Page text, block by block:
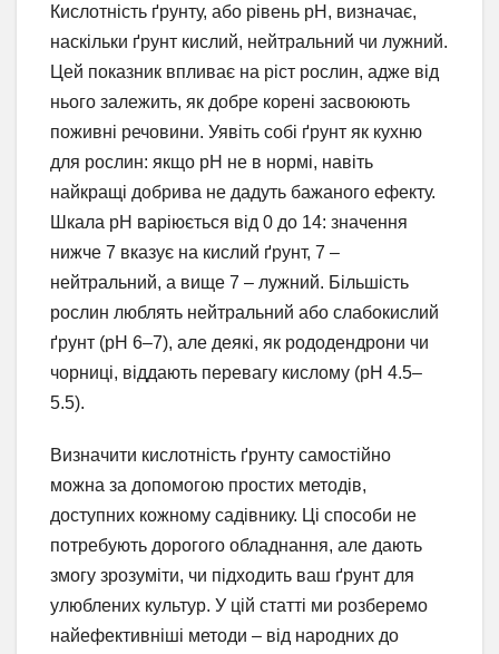
Кислотність ґрунту, або рівень pH, визначає,
наскільки ґрунт кислий, нейтральний чи лужний.
Цей показник впливає на ріст рослин, адже від
нього залежить, як добре корені засвоюють
поживні речовини. Уявіть собі ґрунт як кухню
для рослин: якщо pH не в нормі, навіть
найкращі добрива не дадуть бажаного ефекту.
Шкала pH варіюється від 0 до 14: значення
нижче 7 вказує на кислий ґрунт, 7 –
нейтральний, а вище 7 – лужний. Більшість
рослин люблять нейтральний або слабокислий
ґрунт (pH 6–7), але деякі, як рододендрони чи
чорниці, віддають перевагу кислому (pH 4.5–
5.5).
Визначити кислотність ґрунту самостійно
можна за допомогою простих методів,
доступних кожному садівнику. Ці способи не
потребують дорогого обладнання, але дають
змогу зрозуміти, чи підходить ваш ґрунт для
улюблених культур. У цій статті ми розберемо
найефективніші методи – від народних до